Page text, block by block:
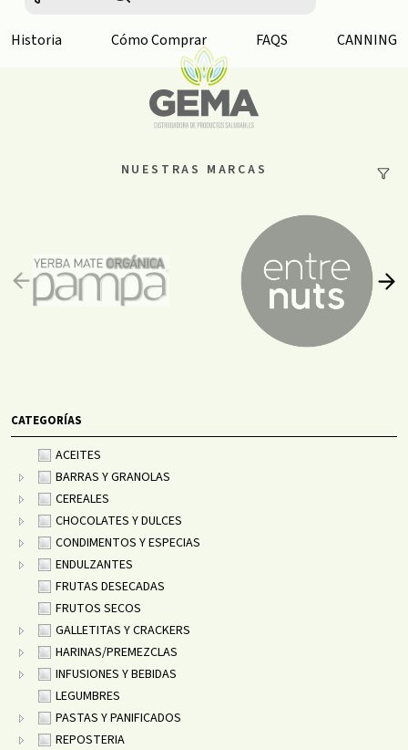
NUESTRAS MARCAS
CATEGORÍAS
ACEITES
BARRAS Y GRANOLAS
CEREALES
CHOCOLATES Y DULCES
CONDIMENTOS Y ESPECIAS
ENDULZANTES
FRUTAS DESECADAS
FRUTOS SECOS
GALLETITAS Y CRACKERS
HARINAS/PREMEZCLAS
INFUSIONES Y BEBIDAS
LEGUMBRES
PASTAS Y PANIFICADOS
REPOSTERIA
Historia Cómo Comprar FAQS CANNING